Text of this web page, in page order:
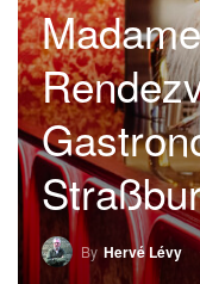
By Hervé Lévy